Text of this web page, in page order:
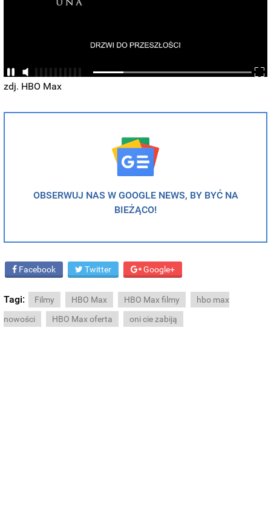
zdj. HBO Max
OBSERWUJ NAS W GOOGLE NEWS, BY BYĆ NA
BIEŻĄCO!
Facebook Twitter Google+
Tagi: Filmy HBO Max HBO Max filmy
hbo max
nowości
HBO Max oferta oni cie zabiją